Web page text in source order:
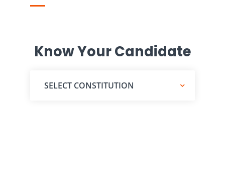
Know Your Candidate